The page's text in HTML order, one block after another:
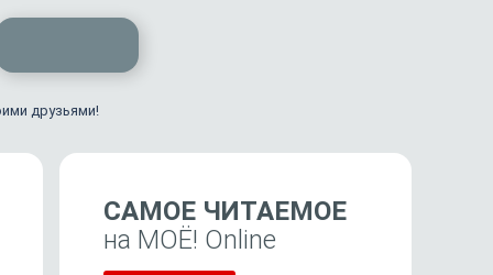
друзьями!
САМОЕ ЧИТАЕМОЕ
на МОЁ! Online